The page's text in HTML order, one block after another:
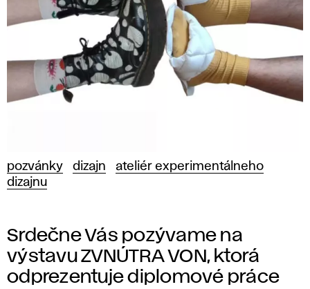
pozvánky dizajn
ateliér experimentálneho
dizajnu
Srdečne Vás pozývame na
výstavu ZVNÚTRA VON, ktorá
odprezentuje diplomové práce